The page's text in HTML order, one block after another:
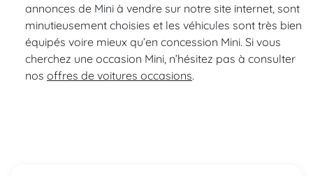
annonces de Mini à vendre sur notre site internet, sont
minutieusement choisies et les véhicules sont très bien
équipés voire mieux qu’en concession Mini. Si vous
cherchez une occasion Mini, n’hésitez pas à consulter
nos offres de voitures occasions.